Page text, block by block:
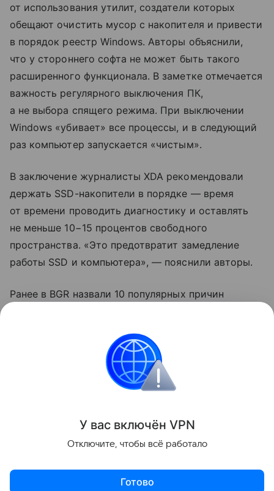
от использования утилит, создатели которых
обещают очистить мусор с накопителя и привести
в порядок реестр Windows. Авторы объяснили,
что у стороннего софта не может быть такого
расширенного функционала. В заметке отмечается
важность регулярного выключения ПК,
а не выбора спящего режима. При выключении
Windows «убивает» все процессы, и в следующий
раз компьютер запускается «чистым».
В заключение журналисты XDA рекомендовали
держать SSD-накопители в порядке — время
от времени проводить диагностику и оставлять
не меньше 10−15 процентов свободного
пространства. «Это предотвратит замедление
работы SSD и компьютера», — пояснили авторы.
Ранее в BGR назвали 10 популярных причин
режима энергосбережения.
Поделиться
У вас включён VPN
Отключите, чтобы всё работало
Готово